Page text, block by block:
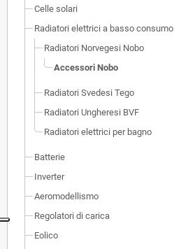
Celle solari
Radiatori elettrici a basso consumo
Radiatori Norvegesi Nobo
Accessori Nobo
Radiatori Svedesi Tego
Radiatori Ungheresi BVF
Radiatori elettrici per bagno
Batterie
Inverter
Aeromodellismo
Regolatori di carica
Eolico